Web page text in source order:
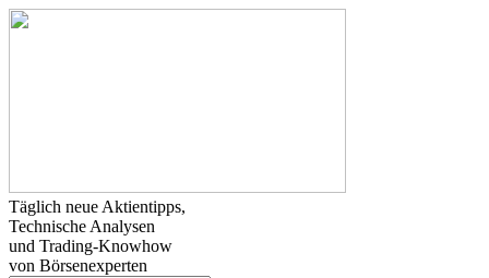
Täglich neue Aktientipps,
Technische Analysen
und Trading-Knowhow
von Börsenexperten